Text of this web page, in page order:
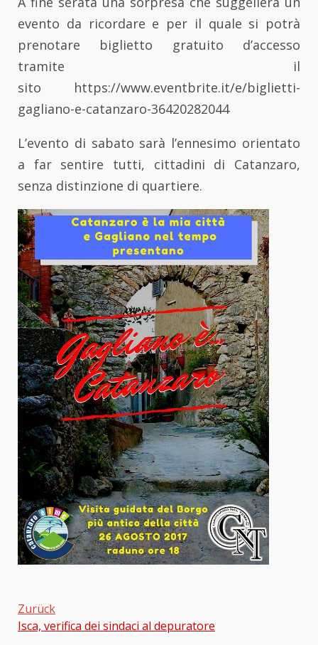
evento da ricordare e per il quale si potrà
prenotare biglietto gratuito d’accesso
tramite il
sito https://www.eventbrite.it/e/biglietti-
gagliano-e-catanzaro-36420282044
L’evento di sabato sarà l’ennesimo orientato
a far sentire tutti, cittadini di Catanzaro,
senza distinzione di quartiere.
Beitragsnavigation
Zurück
Isca, verifica dei sindaci al depuratore